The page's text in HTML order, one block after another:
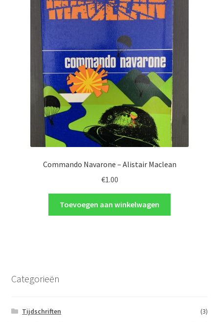
Commando Navarone – Alistair Maclean
€1.00
Toevoegen aan winkelwagen
Categorieën
Tijdschriften
(3)